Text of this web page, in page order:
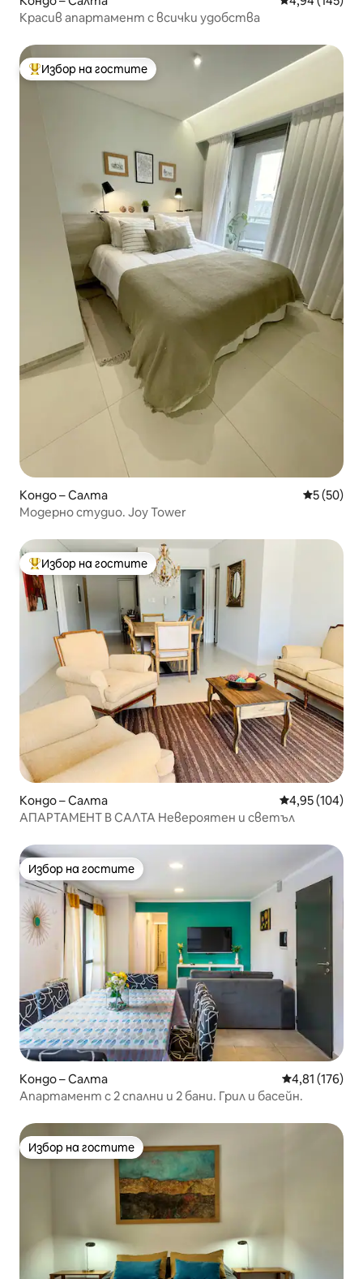
Красив апартамент с всички удобства
Най-популярен избор на гостите
Избор на гостите
Кондо – Салта Средна
5 (50)
Модерно студио. Joy Tower
Най-популярен избор на гостите
Избор на гостите
Кондо – Салта Средна
4,95 (104)
АПАРТАМЕНТ В САЛТА Невероятен и светъл
Избор на гостите
Избор на гостите
Кондо – Салта Средна
4,81 (176)
Апартамент с 2 спални и 2 бани. Грил и басейн.
Избор на гостите
Избор на гостите